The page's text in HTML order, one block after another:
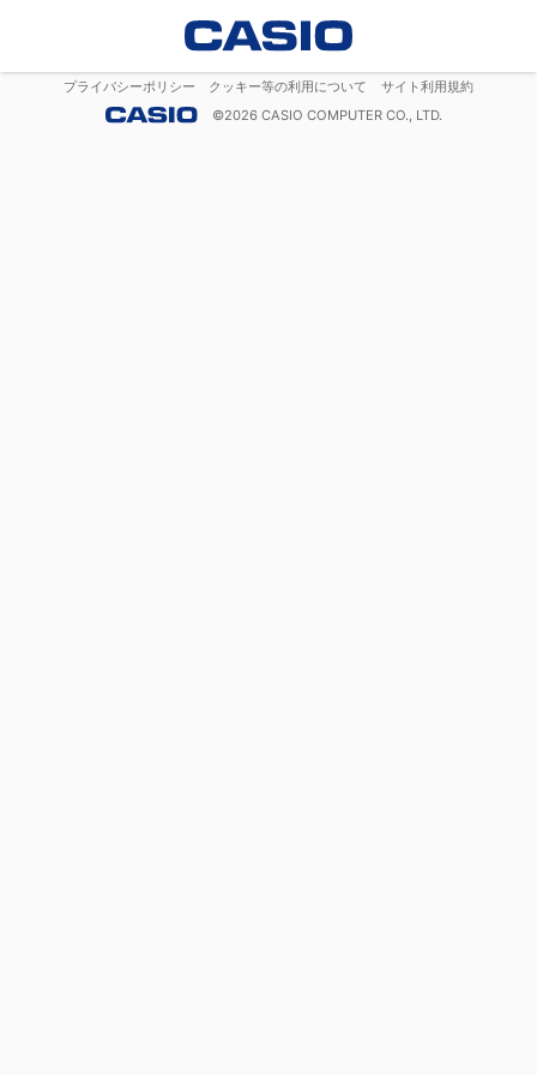
プライバシーポリシー クッキー等の利用について
サイト利用規約
©2026 CASIO COMPUTER CO., LTD.